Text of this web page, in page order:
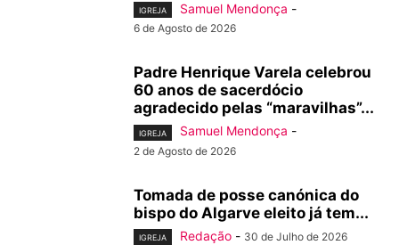
IGREJA Samuel Mendonça -
6 de Agosto de 2026
Padre Henrique Varela celebrou
60 anos de sacerdócio
agradecido pelas “maravilhas”...
IGREJA Samuel Mendonça -
2 de Agosto de 2026
Tomada de posse canónica do
bispo do Algarve eleito já tem...
IGREJA Redação - 30 de Julho de 2026